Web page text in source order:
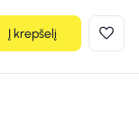
Į krepšelį